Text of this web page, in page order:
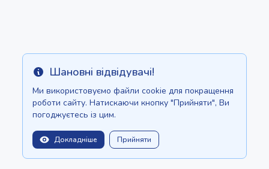
35.00 на день
Info Шановні відвідувачі!
Ми використовуємо файли cookie для покращення
роботи сайту. Натискаючи кнопку "Прийняти", Ви
погоджуєтесь із цим.
Докладніше Прийняти